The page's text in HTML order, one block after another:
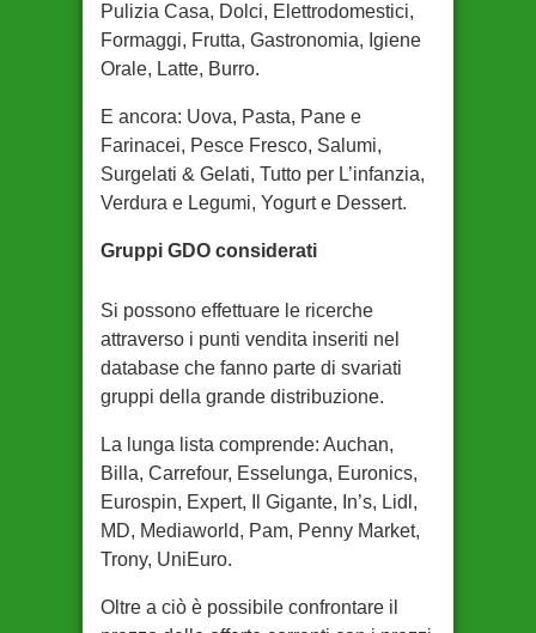
Pulizia Casa, Dolci, Elettrodomestici,
Formaggi, Frutta, Gastronomia, Igiene
Orale, Latte, Burro.
E ancora: Uova, Pasta, Pane e
Farinacei, Pesce Fresco, Salumi,
Surgelati & Gelati, Tutto per L’infanzia,
Verdura e Legumi, Yogurt e Dessert.
Gruppi GDO considerati
Si possono effettuare le ricerche
attraverso i punti vendita inseriti nel
database che fanno parte di svariati
gruppi della grande distribuzione.
La lunga lista comprende: Auchan,
Billa, Carrefour, Esselunga, Euronics,
Eurospin, Expert, Il Gigante, In’s, Lidl,
MD, Mediaworld, Pam, Penny Market,
Trony, UniEuro.
Oltre a ciò è possibile confrontare il